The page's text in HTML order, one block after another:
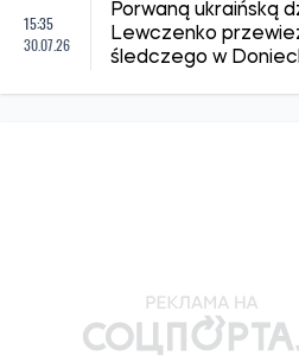
15:35
30.07.26
Porwaną ukraińską
Lewczenko
śledczego w